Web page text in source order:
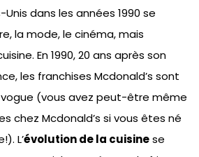
Unis dans les années 1990 se
la mode, le cinéma, mais
En 1990, 20 ans après son
les franchises Mcdonald’s sont
(vous avez peut-être même
chez Mcdonald’s si vous êtes né
L’évolution de la cuisinese